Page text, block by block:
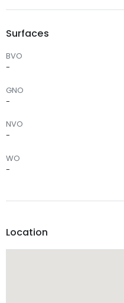
Surfaces
BVO
-
GNO
-
NVO
-
WO
-
Location